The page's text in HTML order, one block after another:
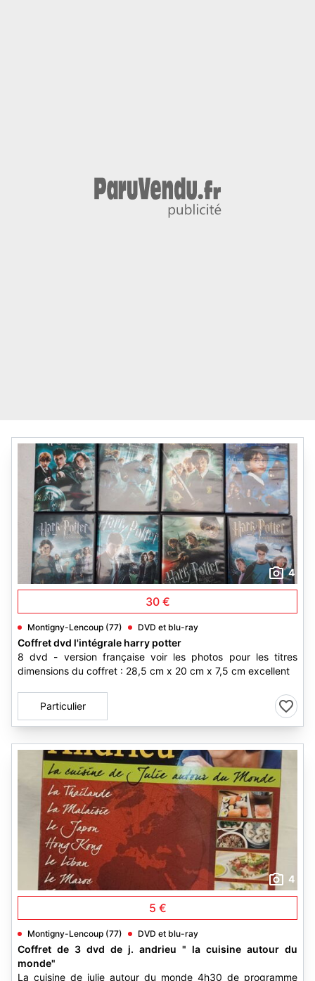
4
30 €
Montigny-Lencoup (77) DVD et blu-ray
Coffret dvd l'intégrale harry potter
8 dvd - version française voir les photos pour les titres
dimensions du coffret : 28,5 cm x 20 cm x 7,5 cm excellent
Particulier
4
5 €
Montigny-Lencoup (77) DVD et blu-ray
Coffret de 3 dvd de j. andrieu " la cuisine autour du
monde"
La cuisine de julie autour du monde 4h30 de programme